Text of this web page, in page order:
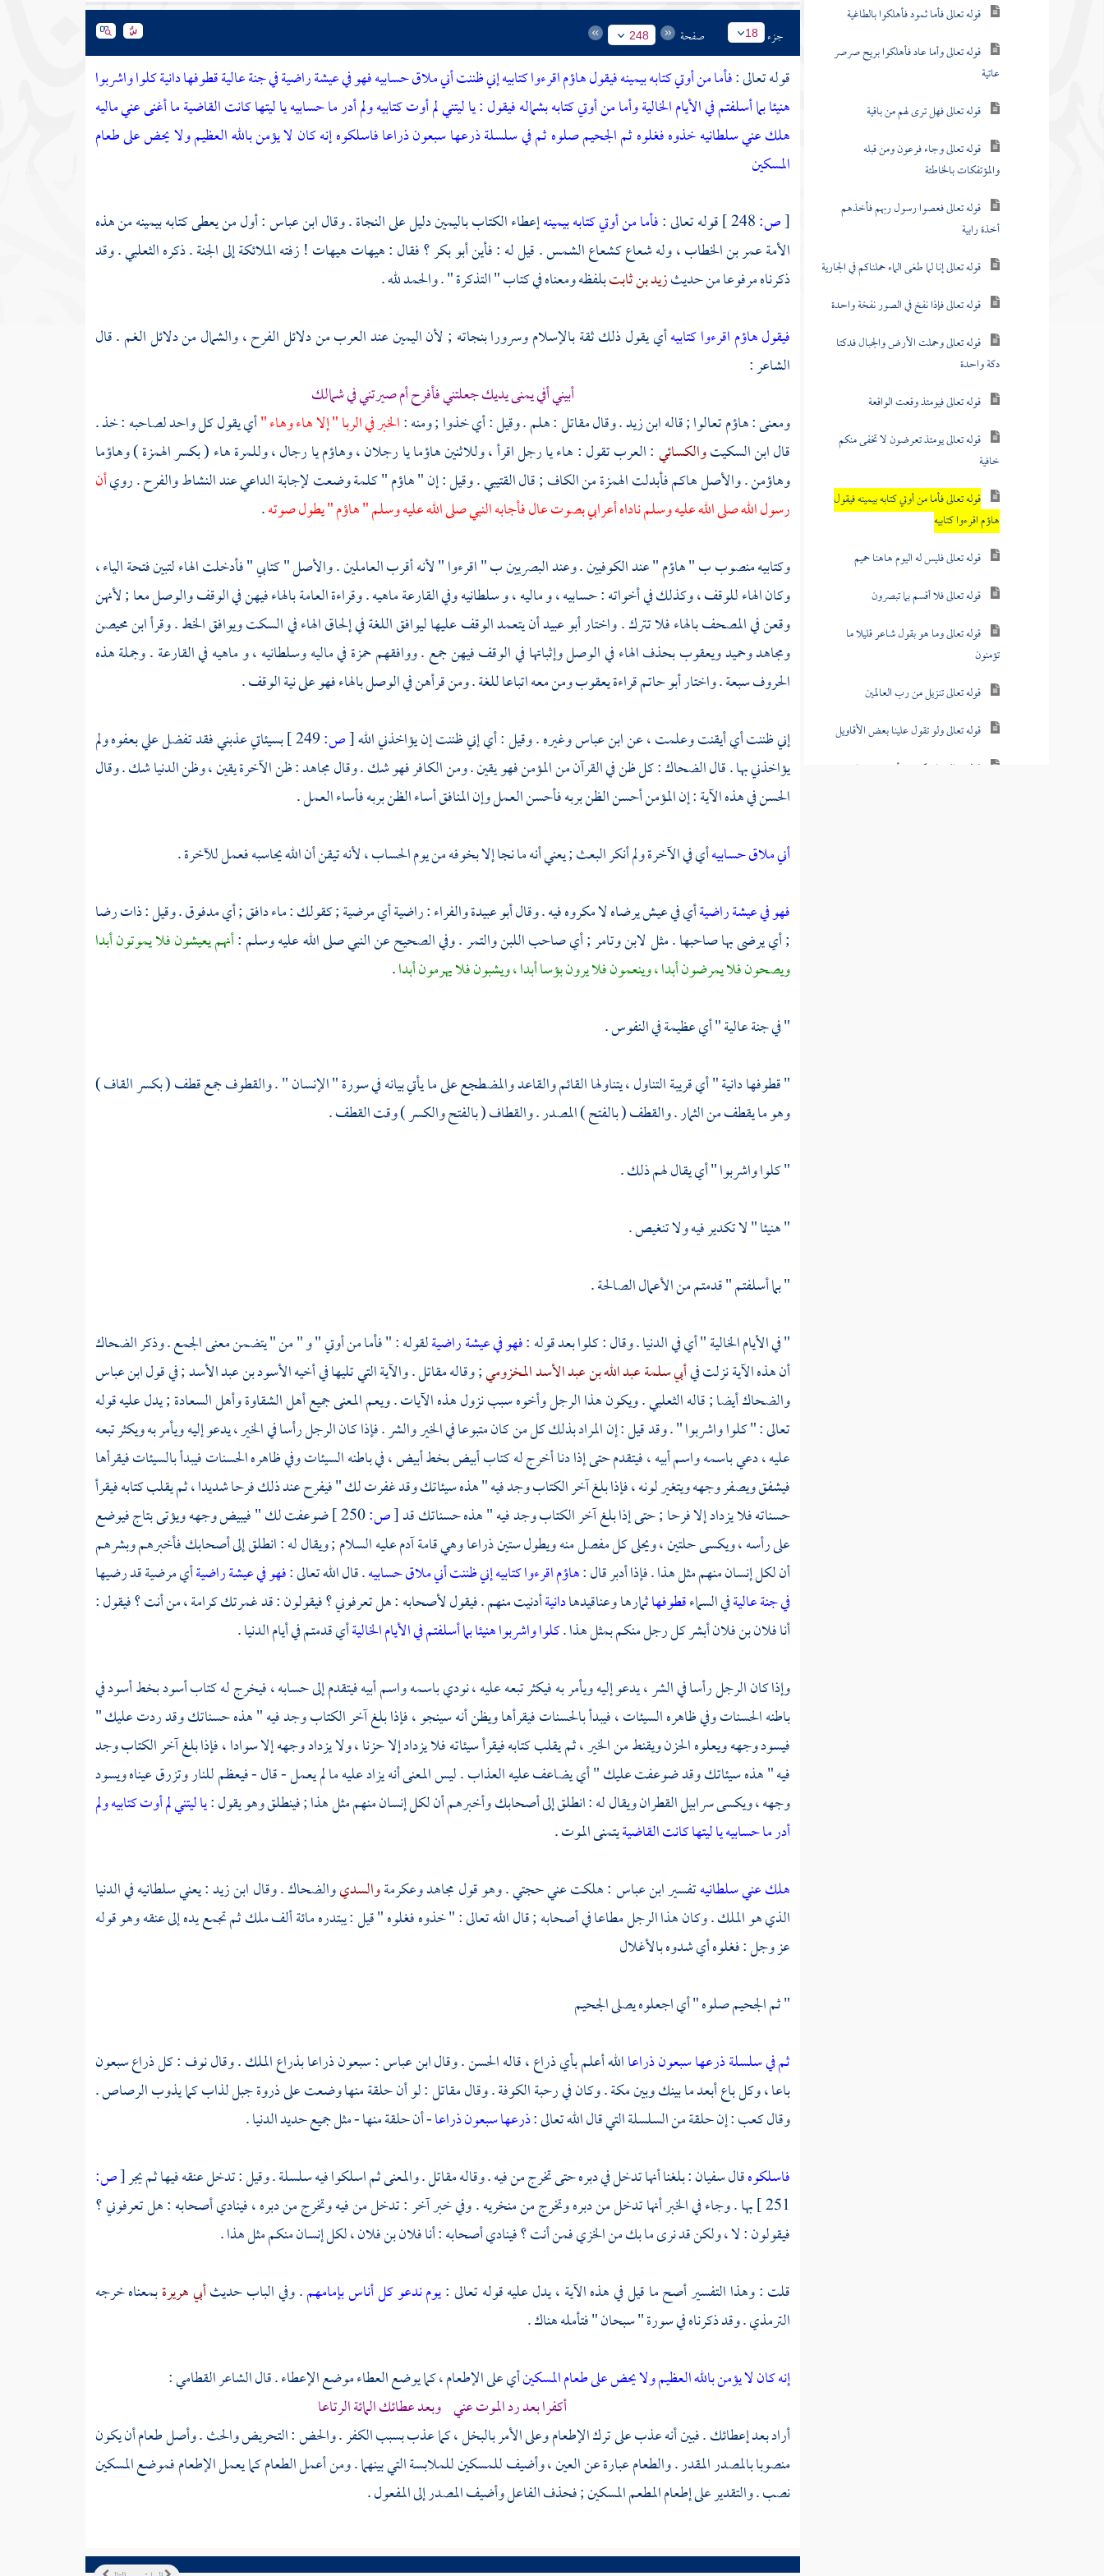
قوله تعالى فأما ثمود فأهلكوا بالطاغية
قوله تعالى وأما عاد فأهلكوا بريح صرصر
عاتية
قوله تعالى فهل ترى لهم من باقية
قوله تعالى وجاء فرعون ومن قبله
والمؤتفكات بالخاطئة
قوله تعالى فعصوا رسول ربهم فأخذهم
أخذة رابية
قوله تعالى إنا لما طغى الماء حملناكم في الجارية
قوله تعالى فإذا نفخ في الصور نفخة واحدة
قوله تعالى وحملت الأرض والجبال فدكتا
دكة واحدة
قوله تعالى فيومئذ وقعت الواقعة
قوله تعالى يومئذ تعرضون لا تخفى منكم
خافية
قوله تعالى فأما من أوتي كتابه بيمينه فيقول
هاؤم اقرءوا كتابيه
قوله تعالى فليس له اليوم هاهنا حميم
قوله تعالى فلا أقسم بما تبصرون
قوله تعالى وما هو بقول شاعر قليلا ما
تؤمنون
قوله تعالى تنزيل من رب العالمين
قوله تعالى ولو تقول علينا بعض الأقاويل
قوله تعالى فما منكم من أحد عنه حاجزين
جزء 18 صفحة 248
قوله تعالى :فأما من أوتي كتابه بيمينه فيقول هاؤم اقرءوا كتابيهإني ظننت أني ملاق حسابيهفهو في عيشة راضيةفي جنة عاليةقطوفها دانيةكلوا واشربوا
هنيئا بما أسلفتم في الأيام الخاليةوأما من أوتي كتابه بشماله فيقول : يا ليتني لم أوت كتابيهولم أدر ما حسابيهيا ليتها كانت القاضيةما أغنى عني ماليه
هلك عني سلطانيهخذوه فغلوهثم الجحيم صلوهثم في سلسلة ذرعها سبعون ذراعا فاسلكوهإنه كان لا يؤمن بالله العظيمولا يحض على طعام
المسكين
[ص: قوله تعالى :فأما من أوتي كتابه بيمينهإعطاء الكتاب باليمين دليل على النجاة . وقالابن عباس: أول من يعطى كتابه بيمينه من هذه
الأمةعمر بن الخطاب، وله شعاع كشعاع الشمس . قيل له : فأينأبو بكر؟ فقال : هيهات هيهات ! زفته الملائكة إلى الجنة . ذكرهالثعلبي. وقد
ذكرناه مرفوعا من حديثزيد بن ثابتبلفظه ومعناه في كتاب " التذكرة " . والحمد لله .
فيقول هاؤم اقرءوا كتابيهأي يقول ذلك ثقة بالإسلام وسرورا بنجاته ; لأن اليمين عند العرب من دلائل الفرح ، والشمال من دلائل الغم . قال
الشاعر :
أبيني أفي يمنى يديك جعلتني فأفرح أم صيرتني في شمالك
ومعنى : هاؤم تعالوا ; قالهابن زيد. وقالمقاتل: هلم . وقيل : أي خذوا ; ومنه :الخبر في الربا " إلا هاء وهاء "أي يقول كل واحد لصاحبه : خذ .
قالابن السكيتوالكسائي: العرب تقول : هاء يا رجل اقرأ ، وللاثنين هاؤما يا رجلان ، وهاؤم يا رجال ، وللمرة هاء ( بكسر الهمزة ) وهاؤما
وهاؤمن . والأصل هاكم فأبدلت الهمزة من الكاف ; قالالقتيبي. وقيل : إن " هاؤم " كلمة وضعت لإجابة الداعي عند النشاط والفرح . رويأن
رسول الله صلى الله عليه وسلم ناداه أعرابي بصوت عال فأجابه النبي صلى الله عليه وسلم " هاؤم " يطول صوته.
وكتابيه منصوب ب " هاؤم " عند الكوفيين . وعند البصريين ب " اقرءوا " لأنه أقرب العاملين . والأصل " كتابي " فأدخلت الهاء لتبين فتحة الياء ،
وكان الهاء للوقف ، وكذلك في أخواته : حسابيه ، و ماليه ، و سلطانيه وفي القارعة ماهيه . وقراءة العامة بالهاء فيهن في الوقف والوصل معا ; لأنهن
وقعن في المصحف بالهاء فلا تترك . واختارأبو عبيدأن يتعمد الوقف عليها ليوافق اللغة في إلحاق الهاء في السكت ويوافق الخط . وقرأابن محيصن
ومجاهدوحميدويعقوببحذف الهاء في الوصل وإثباتها في الوقف فيهن جمع . ووافقهمحمزةفي ماليه وسلطانيه ، و ماهيه في القارعة . وجملة هذه
الحروف سبعة . واختارأبو حاتمقراءةيعقوبومن معه اتباعا للغة . ومن قرأهن في الوصل بالهاء فهو على نية الوقف .
إني ظننت أي أيقنت وعلمت ، عنابن عباسوغيره . وقيل : أي إني ظننت إن يؤاخذني الله[ص:
بسيئاتي عذبني فقد تفضل علي بعفوه ولم
يؤاخذني بها . قالالضحاك: كل ظن في القرآن من المؤمن فهو يقين . ومن الكافر فهو شك . وقالمجاهد: ظن الآخرة يقين ، وظن الدنيا شك . وقال
الحسنفي هذه الآية : إن المؤمن أحسن الظن بربه فأحسن العمل وإن المنافق أساء الظن بربه فأساء العمل .
أني ملاق حسابيهأي في الآخرة ولم أنكر البعث ; يعني أنه ما نجا إلا بخوفه من يوم الحساب ، لأنه تيقن أن الله يحاسبه فعمل للآخرة .
فهو في عيشة راضيةأي في عيش يرضاه لا مكروه فيه . وقالأبو عبيدةوالفراء: راضية أي مرضية ; كقولك : ماء دافق ; أي مدفوق . وقيل : ذات رضا
; أي يرضى بها صاحبها . مثل لابن وتامر ; أي صاحب اللبن والتمر . وفي الصحيح عن النبي صلى الله عليه وسلم :أنهم يعيشون فلا يموتون أبدا
ويصحون فلا يمرضون أبدا ، وينعمون فلا يرون بؤسا أبدا ، ويشبون فلا يهرمون أبدا.
" في جنة عالية " أي عظيمة في النفوس .
" قطوفها دانية " أي قريبة التناول ، يتناولها القائم والقاعد والمضطجع على ما يأتي بيانه في سورة " الإنسان " . والقطوف جمع قطف ( بكسر القاف )
وهو ما يقطف من الثمار . والقطف ( بالفتح ) المصدر . والقطاف ( بالفتح والكسر ) وقت القطف .
" كلوا واشربوا " أي يقال لهم ذلك .
" هنيئا " لا تكدير فيه ولا تنغيص .
" بما أسلفتم " قدمتم من الأعمال الصالحة .
" في الأيام الخالية " أي في الدنيا . وقال : كلوا بعد قوله :فهو في عيشة راضيةلقوله : " فأما من أوتي " و " من " يتضمن معنى الجمع . وذكرالضحاك
أن هذه الآية نزلت فيأبي سلمة عبد الله بن عبد الأسد المخزومي; وقالهمقاتل. والآية التي تليها في أخيهالأسود بن عبد الأسد; في قولابن عباس
والضحاكأيضا ; قالهالثعلبي. ويكون هذا الرجل وأخوه سبب نزول هذه الآيات . ويعم المعنى جميع أهل الشقاوة وأهل السعادة ; يدل عليه قوله
تعالى : " كلوا واشربوا " . وقد قيل : إن المراد بذلك كل من كان متبوعا في الخير والشر . فإذا كان الرجل رأسا في الخير ، يدعو إليه ويأمر به ويكثر تبعه
عليه ، دعي باسمه واسم أبيه ، فيتقدم حتى إذا دنا أخرج له كتاب أبيض بخط أبيض ، في باطنه السيئات وفي ظاهره الحسنات فيبدأ بالسيئات فيقرأها
فيشفق ويصفر وجهه ويتغير لونه ، فإذا بلغ آخر الكتاب وجد فيه " هذه سيئاتك وقد غفرت لك " فيفرح عند ذلك فرحا شديدا ، ثم يقلب كتابه فيقرأ
حسناته فلا يزداد إلا فرحا ; حتى إذا بلغ آخر الكتاب وجد فيه " هذه حسناتك قد[ص:250 ]
ضوعفت لك " فيبيض وجهه ويؤتى بتاج فيوضع
على رأسه ، ويكسى حلتين ، ويحلى كل مفصل منه ويطول ستين ذراعا وهي قامةآدمعليه السلام ; ويقال له : انطلق إلى أصحابك فأخبرهم وبشرهم
أن لكل إنسان منهم مثل هذا . فإذا أدبر قال :هاؤم اقرءوا كتابيه إني ظننت أني ملاق حسابيه. قال الله تعالى :فهو في عيشة راضيةأي مرضية قد رضيها
في جنة عاليةفي السماءقطوفهاثمارها وعناقيدهادانيةأدنيت منهم . فيقول لأصحابه : هل تعرفوني ؟ فيقولون : قد غمرتك كرامة ، من أنت ؟ فيقول :
أنا فلان بن فلان أبشر كل رجل منكم بمثل هذا .كلوا واشربوا هنيئا بما أسلفتم في الأيام الخاليةأي قدمتم في أيام الدنيا .
وإذا كان الرجل رأسا في الشر ، يدعو إليه ويأمر به فيكثر تبعه عليه ، نودي باسمه واسم أبيه فيتقدم إلى حسابه ، فيخرج له كتاب أسود بخط أسود في
باطنه الحسنات وفي ظاهره السيئات ، فيبدأ بالحسنات فيقرأها ويظن أنه سينجو ، فإذا بلغ آخر الكتاب وجد فيه " هذه حسناتك وقد ردت عليك "
فيسود وجهه ويعلوه الحزن ويقنط من الخير ، ثم يقلب كتابه فيقرأ سيئاته فلا يزداد إلا حزنا ، ولا يزداد وجهه إلا سوادا ، فإذا بلغ آخر الكتاب وجد
فيه " هذه سيئاتك وقد ضوعفت عليك " أي يضاعف عليه العذاب . ليس المعنى أنه يزاد عليه ما لم يعمل - قال - فيعظم للنار وتزرق عيناه ويسود
وجهه ، ويكسى سرابيل القطران ويقال له : انطلق إلى أصحابك وأخبرهم أن لكل إنسان منهم مثل هذا ; فينطلق وهو يقول :يا ليتني لم أوت كتابيهولم
أدر ما حسابيهيا ليتها كانت القاضيةيتمنى الموت .
هلك عني سلطانيهتفسيرابن عباس: هلكت عني حجتي . وهو قولمجاهدوعكرمةوالسديوالضحاك. وقالابن زيد: يعني سلطانيه في الدنيا
الذي هو الملك . وكان هذا الرجل مطاعا في أصحابه ; قال الله تعالى : " خذوه فغلوه " قيل : يبتدره مائة ألف ملك ثم تجمع يده إلى عنقه وهو قوله
عز وجل : فغلوه أي شدوه بالأغلال
" ثم الجحيم صلوه " أي اجعلوه يصلى الجحيم
ثم في سلسلة ذرعها سبعون ذراعاالله أعلم بأي ذراع ، قالهالحسن. وقالابن عباس: سبعون ذراعا بذراع الملك . وقالنوف: كل ذراع سبعون
باعا ، وكل باع أبعد ما بينك وبينمكة. وكان في رحبةالكوفة. وقالمقاتل: لو أن حلقة منها وضعت على ذروة جبل لذاب كما يذوب الرصاص .
وقالكعب: إن حلقة من السلسلة التي قال الله تعالى :ذرعها سبعون ذراعا- أن حلقة منها - مثل جميع حديد الدنيا .
فاسلكوهقالسفيان: بلغنا أنها تدخل في دبره حتى تخرج من فيه . وقالهمقاتل. والمعنى ثم اسلكوا فيه سلسلة . وقيل : تدخل عنقه فيها ثم يجر[ص:
251 ] بها . وجاء في الخبر أنها تدخل من دبره وتخرج من منخريه . وفي خبر آخر : تدخل من فيه وتخرج من دبره ، فينادي أصحابه : هل تعرفوني ؟
فيقولون : لا ، ولكن قد نرى ما بك من الخزي فمن أنت ؟ فينادي أصحابه : أنا فلان بن فلان ، لكل إنسان منكم مثل هذا .
قلت : وهذا التفسير أصح ما قيل في هذه الآية ، يدل عليه قوله تعالى :يوم ندعو كل أناس بإمامهم. وفي الباب حديثأبي هريرةبمعناه خرجه
الترمذي. وقد ذكرناه في سورة " سبحان " فتأمله هناك .
إنه كان لا يؤمن بالله العظيم ولا يحض على طعام المسكينأي على الإطعام ، كما يوضع العطاء موضع الإعطاء . قال الشاعرالقطامي:
أكفرا بعد رد الموت عني وبعد عطائك المائة الرتاعا
أراد بعد إعطائك . فبين أنه عذب على ترك الإطعام وعلى الأمر بالبخل ، كما عذب بسبب الكفر . والحض : التحريض والحث . وأصل طعام أن يكون
منصوبا بالمصدر المقدر . والطعام عبارة عن العين ، وأضيف للمسكين للملابسة التي بينهما . ومن أعمل الطعام كما يعمل الإطعام فموضع المسكين
نصب . والتقدير على إطعام المطعم المسكين ; فحذف الفاعل وأضيف المصدر إلى المفعول .